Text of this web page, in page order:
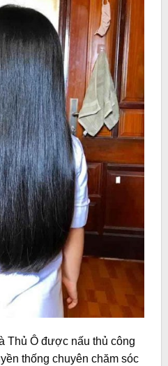
Thủ Ô được nấu thủ công
thống chuyên chăm sóc